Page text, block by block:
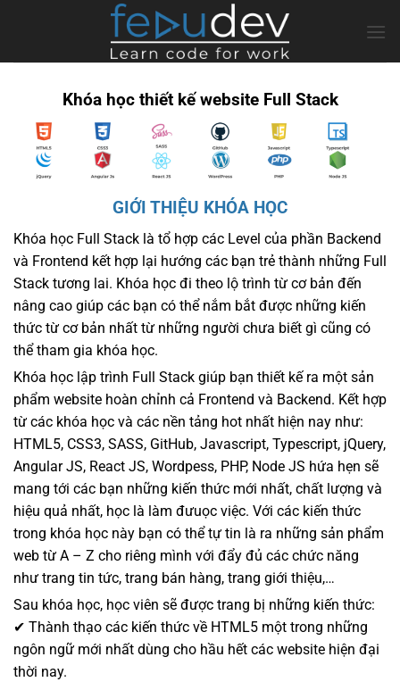
Khóa học thiết kế website Full Stack
GIỚI THIỆU KHÓA HỌC
Khóa học Full Stack là tổ hợp các Level của phần Backend
và Frontend kết hợp lại hướng các bạn trẻ thành những Full
Stack tương lai. Khóa học đi theo lộ trình từ cơ bản đến
nâng cao giúp các bạn có thể nắm bắt được những kiến
thức từ cơ bản nhất từ những người chưa biết gì cũng có
thể tham gia khóa học.
Khóa học lập trình Full Stack giúp bạn thiết kế ra một sản
phẩm website hoàn chỉnh cả Frontend và Backend. Kết hợp
từ các khóa học và các nền tảng hot nhất hiện nay như:
HTML5, CSS3, SASS, GitHub, Javascript, Typescript, jQuery,
Angular JS, React JS, Wordpess, PHP, Node JS hứa hẹn sẽ
mang tới các bạn những kiến thức mới nhất, chất lượng và
hiệu quả nhất, học là làm đưuọc việc. Với các kiến thức
trong khóa học này bạn có thể tự tin là ra những sản phẩm
web từ A – Z cho riêng mình với đẩy đủ các chức năng
như trang tin tức, trang bán hàng, trang giới thiệu,…
Sau khóa học, học viên sẽ được trang bị những kiến thức:
✔ Thành thạo các kiến thức về HTML5 một trong những
ngôn ngữ mới nhất dùng cho hầu hết các website hiện đại
thời nay.